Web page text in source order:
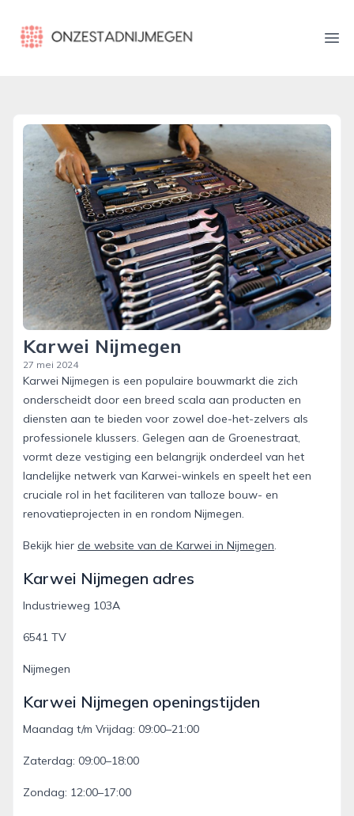
onzestadnijmegen.nl
Karwei Nijmegen
27 mei 2024
Karwei Nijmegen is een populaire bouwmarkt die zich
onderscheidt door een breed scala aan producten en
diensten aan te bieden voor zowel doe-het-zelvers als
professionele klussers. Gelegen aan de Groenestraat,
vormt deze vestiging een belangrijk onderdeel van het
landelijke netwerk van Karwei-winkels en speelt het een
cruciale rol in het faciliteren van talloze bouw- en
renovatieprojecten in en rondom Nijmegen.
Bekijk hier de website van de Karwei in Nijmegen.
Karwei Nijmegen adres
Industrieweg 103A
6541 TV
Nijmegen
Karwei Nijmegen openingstijden
Maandag t/m Vrijdag: 09:00–21:00
Zaterdag: 09:00–18:00
Zondag: 12:00–17:00